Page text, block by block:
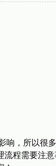
响，所以很
程需要注